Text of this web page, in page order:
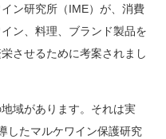
ン研究所（IME）が、消費
ン、料理、ブランド製品を
させるために考案されまし
域があります。それは実
したマルケワイン保護研究